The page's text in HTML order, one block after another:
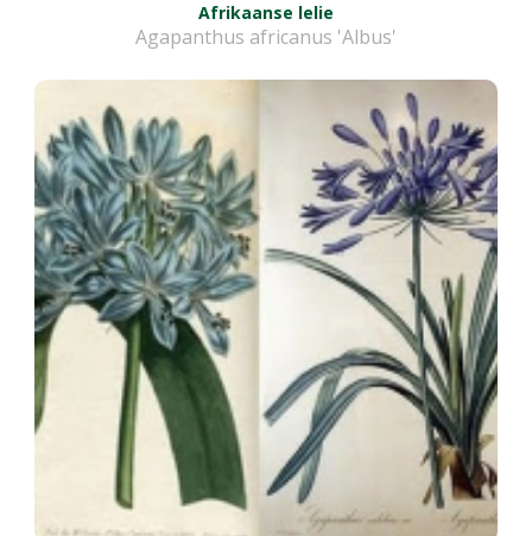
Afrikaanse lelie
Agapanthus africanus 'Albus'